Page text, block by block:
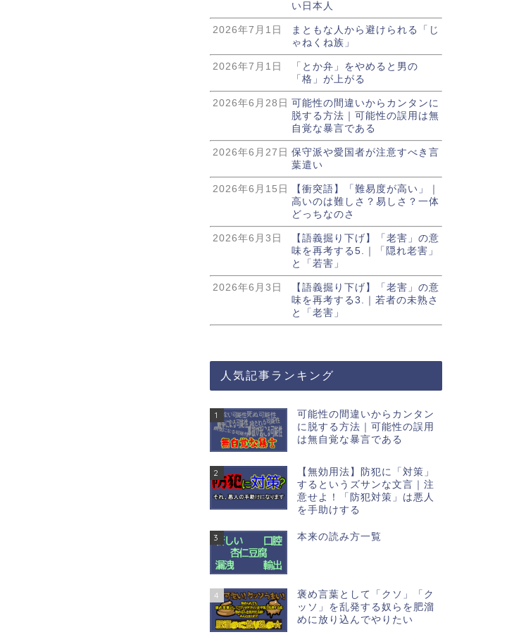
い日本人
2026年7月1日
まともな人から避けられる「じ
ゃねくね族」
2026年7月1日
「とか弁」をやめると男の
「格」が上がる
2026年6月28日 可能性の間違いからカンタンに
脱する方法｜可能性の誤用は無
自覚な暴言である
2026年6月27日 保守派や愛国者が注意すべき言
葉遣い
2026年6月15日
【衝突語】「難易度が高い」｜
高いのは難しさ？易しさ？一体
どっちなのさ
2026年6月3日
【語義掘り下げ】「老害」の意
味を再考する5.｜「隠れ老害」
と「若害」
2026年6月3日
【語義掘り下げ】「老害」の意
味を再考する3.｜若者の未熟さ
と「老害」
人気記事ランキング
1
可能性の間違いからカンタン
に脱する方法｜可能性の誤用
は無自覚な暴言である
2
【無効用法】防犯に「対策」
するというズサンな文言｜注
意せよ！「防犯対策」は悪人
を手助けする
3 本来の読み方一覧
4
褒め言葉として「クソ」「ク
ッソ」を乱発する奴らを肥溜
めに放り込んでやりたい